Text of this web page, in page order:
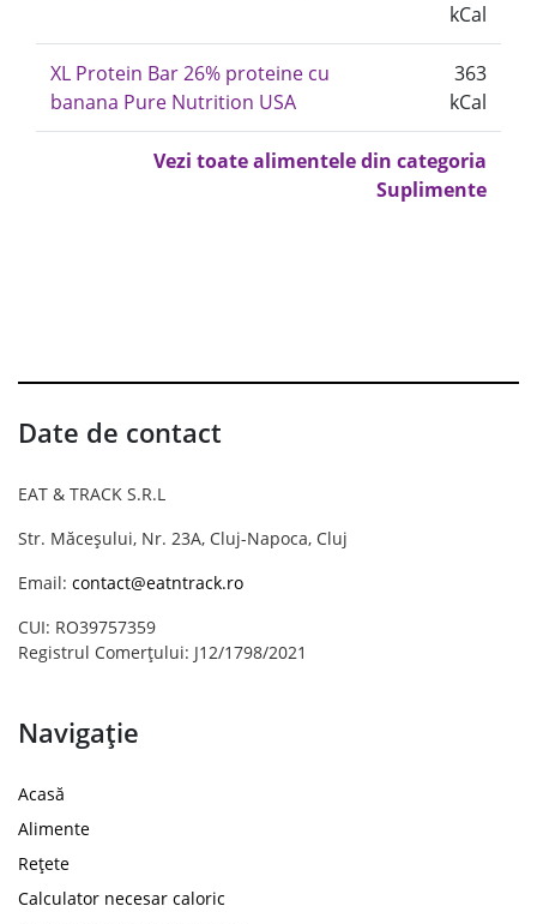
kCal
XL Protein Bar 26% proteine cu
banana Pure Nutrition USA
363
kCal
Vezi toate alimentele din categoria
Suplimente
Date de contact
EAT & TRACK S.R.L
Str. Măceșului, Nr. 23A, Cluj-Napoca, Cluj
Email: contact@eatntrack.ro
CUI: RO39757359
Registrul Comerțului: J12/1798/2021
Navigație
Acasă
Alimente
Rețete
Calculator necesar caloric